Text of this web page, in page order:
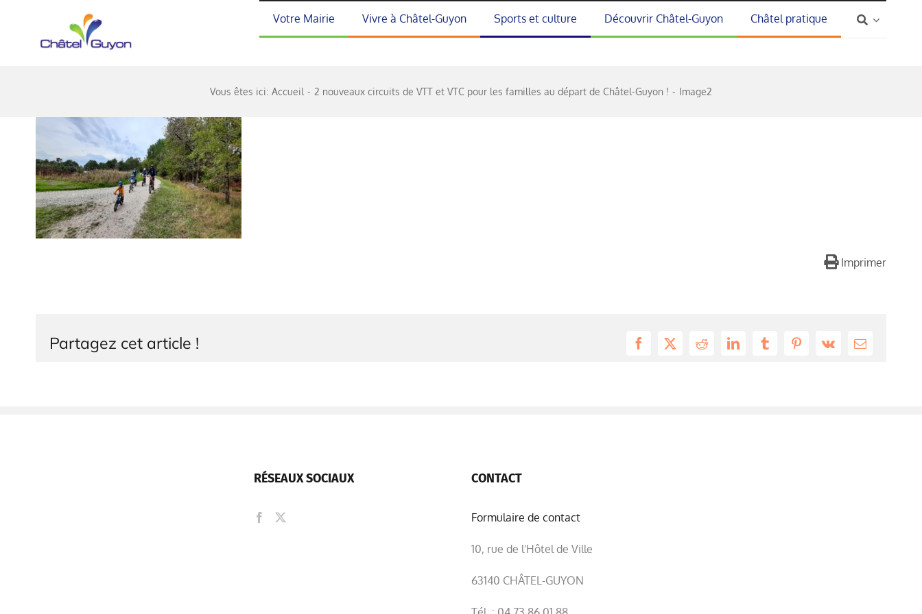
Votre Mairie Vivre à Châtel-Guyon Sports et culture Découvrir Châtel-Guyon Châtel pratique
Vous êtes ici: Accueil 2 nouveaux circuits de VTT et VTC pour les familles au départ de Châtel-Guyon ! Image2
Imprimer
Partagez cet article ! Facebook
X RedditLinkedInTumblrPinterest
Vk Email
RÉSEAUX SOCIAUX CONTACT
Formulaire de contact
10, rue de l'Hôtel de Ville
63140 CHÂTEL-GUYON